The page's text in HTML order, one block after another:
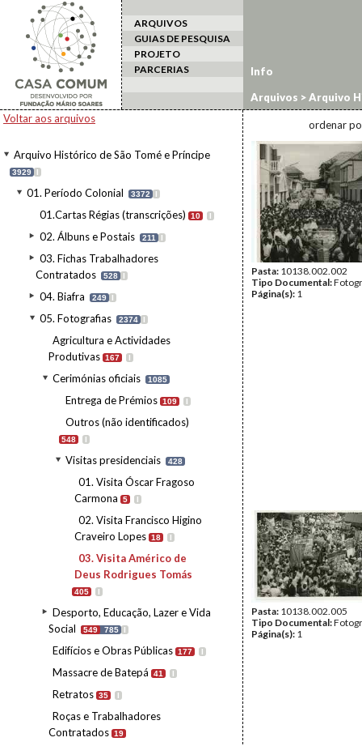
ARQUIVOS
GUIAS DE PESQUISA
PROJETO
PARCERIAS
Voltar aos arquivos
Arquivo Histórico de São Tomé e Príncipe
3929 I
01. Período Colonial 3372 I
01.Cartas Régias (transcrições) 10 I
02. Álbuns e Postais 211 I
03. Fichas Trabalhadores
Contratados
528 I
04. Biafra 249 I
05. Fotografias 2374 I
Agricultura e Actividades
Produtivas 167 I
Cerimónias oficiais 1085
Entrega de Prémios 109 I
Outros (não identificados)
548 I
Visitas presidenciais 428
01. Visita Óscar Fragoso
Carmona
5 I
02. Visita Francisco Higino
Craveiro Lopes 18 I
03. Visita Américo de
Deus Rodrigues Tomás
405 I
Desporto, Educação, Lazer e Vida
Social
549 785 I
Edifícios e Obras Públicas 177 I
Massacre de Batepá 41 I
Retratos 35 I
Roças e Trabalhadores
Contratados 19
Info
Arquivos >Arquivo
oficiais>Visitas
ordenar
Pasta: 10138.002.002
Tipo Documental:
Página(s): 1
Pasta: 10138.002.005
Tipo Documental:
Página(s): 1